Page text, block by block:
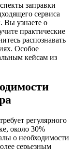
заправки
сервиса
Вы узнаете о
практические
распознавать
Особое
кейсам из
регулярного
около 30%
о необходимости
серьезным